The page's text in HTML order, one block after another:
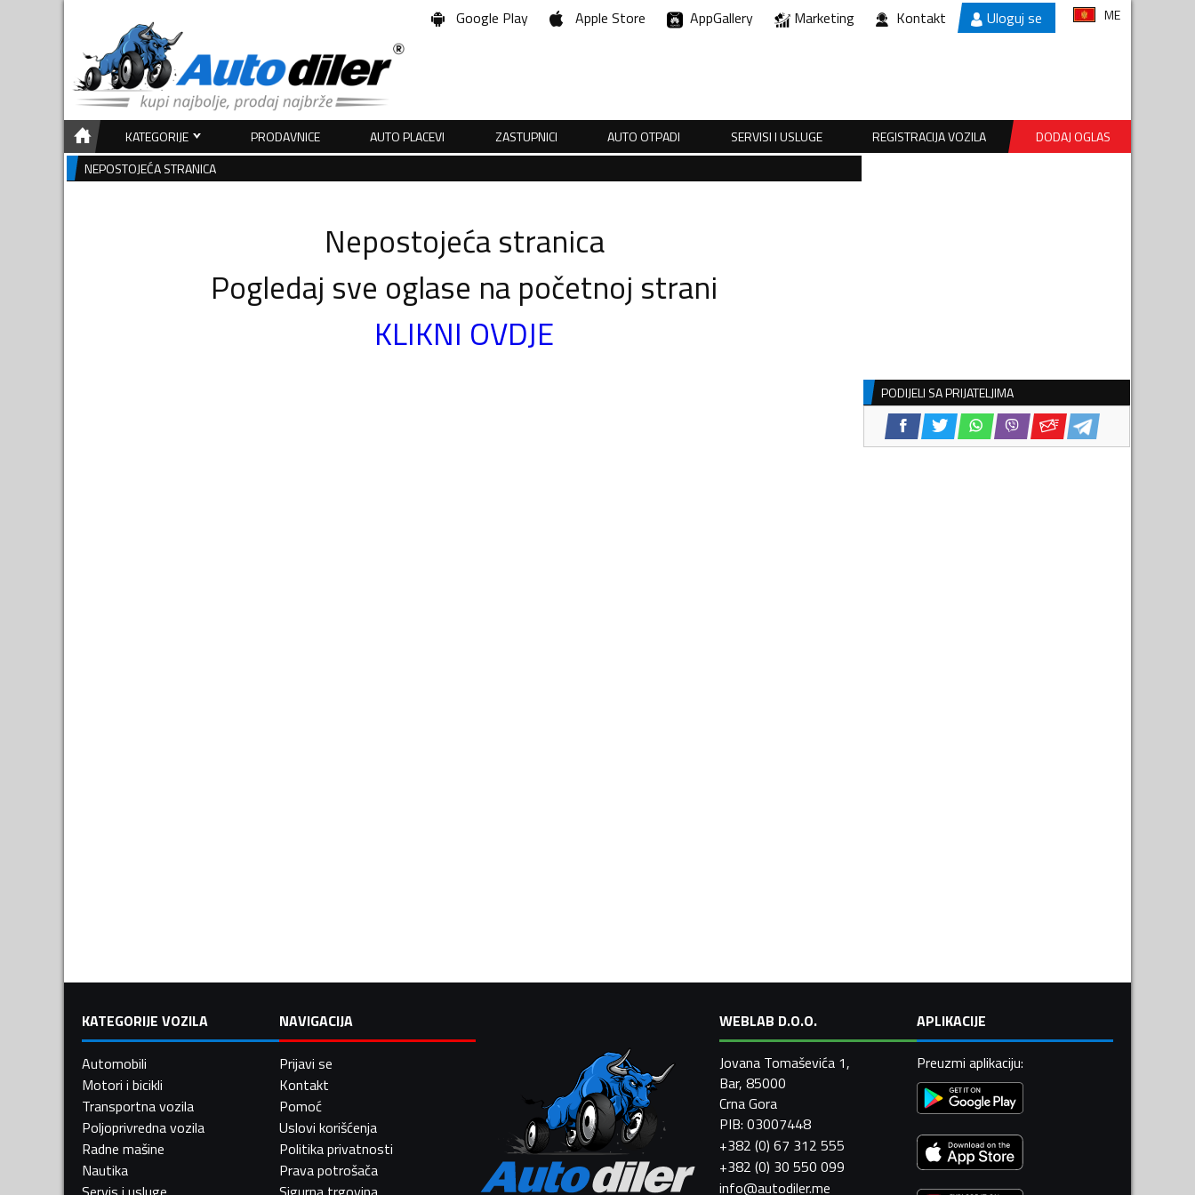
Google Play Apple Store AppGallery Marketing Kontakt Uloguj se ME
KATEGORIJE PRODAVNICE AUTO PLACEVI ZASTUPNICI AUTO OTPADI SERVISI I USLUGE REGISTRACIJA VOZILA
DODAJ OGLAS
NEPOSTOJEĆA STRANICA
Nepostojeća stranica
Pogledaj sve oglase na početnoj strani
KLIKNI OVDJE
PODIJELI SA PRIJATELJIMA
KATEGORIJE VOZILA
Automobili
Motori i bicikli
Transportna vozila
Poljoprivredna vozila
Radne mašine
Nautika
NAVIGACIJA
Prijavi se
Kontakt
Pomoć
Uslovi korišćenja
Politika privatnosti
Prava potrošača
WEBLAB D.O.O.
Jovana Tomaševića 1,
Bar, 85000
Crna Gora
PIB: 03007448
+382 (0) 67 312 555
+382 (0) 30 550 099
info@autodiler.me
APLIKACIJE
Preuzmi aplikaciju: